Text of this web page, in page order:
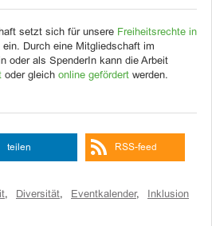
setzt sich für unsere Freiheitsrechte in
ein. Durch eine Mitgliedschaft im
oder als SpenderIn kann die Arbeit
oder gleich online gefördert werden.
teilen RSS-feed
, Diversität, Eventkalender, Inklusion